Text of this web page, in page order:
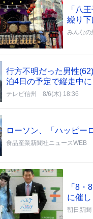
「八
繰り下
みんなの
行方不明だった男性
泊4日の予定で縦走中に
テレビ信州 8/6(木) 18:36
ローソン、「ハッピー
食品産業新聞社ニュースWEB
「8
に催し
朝日新聞